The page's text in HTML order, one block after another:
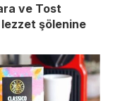
ve Tost
şölenine